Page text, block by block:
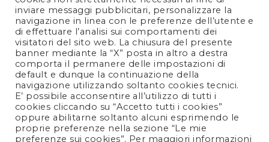
PRIVACY POLICY
COOKIES POLICY
LEGAL NOTES
CONTACTS
FOLLOW US
inviare messaggi pubblicitari, personalizzare la
navigazione in linea con le preferenze dell’utente e
di effettuare l’analisi sui comportamenti dei
visitatori del sito web. La chiusura del presente
banner mediante la “X” posta in altro a destra
comporta il permanere delle impostazioni di
default e dunque la continuazione della
navigazione utilizzando soltanto cookies tecnici.
E’ possibile acconsentire all’utilizzo di tutti i
cookies cliccando su “Accetto tutti i cookies”
oppure abilitarne soltanto alcuni esprimendo le
proprie preferenze nella sezione “Le mie
preferenze sui cookies”. Per maggiori informazioni